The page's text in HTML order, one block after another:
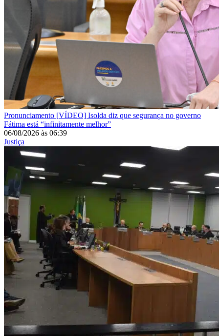
Pronunciamento [VÍDEO] Isolda diz que segurança no governo
Fátima está “infinitamente melhor”
06/08/2026 às 06:39
Justiça